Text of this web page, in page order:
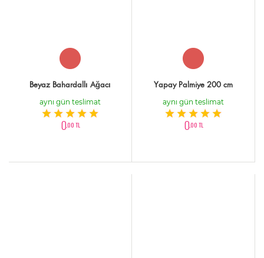
Beyaz Bahardallı Ağacı
aynı gün teslimat
0,00 TL
Yapay Palmiye 200 cm
aynı gün teslimat
0,00 TL